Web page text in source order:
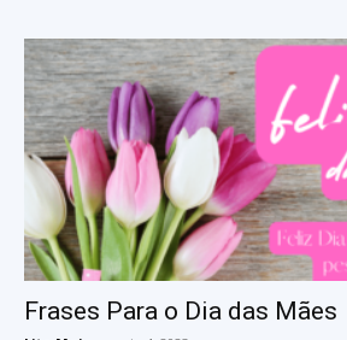
Frases Para o Dia das Mães